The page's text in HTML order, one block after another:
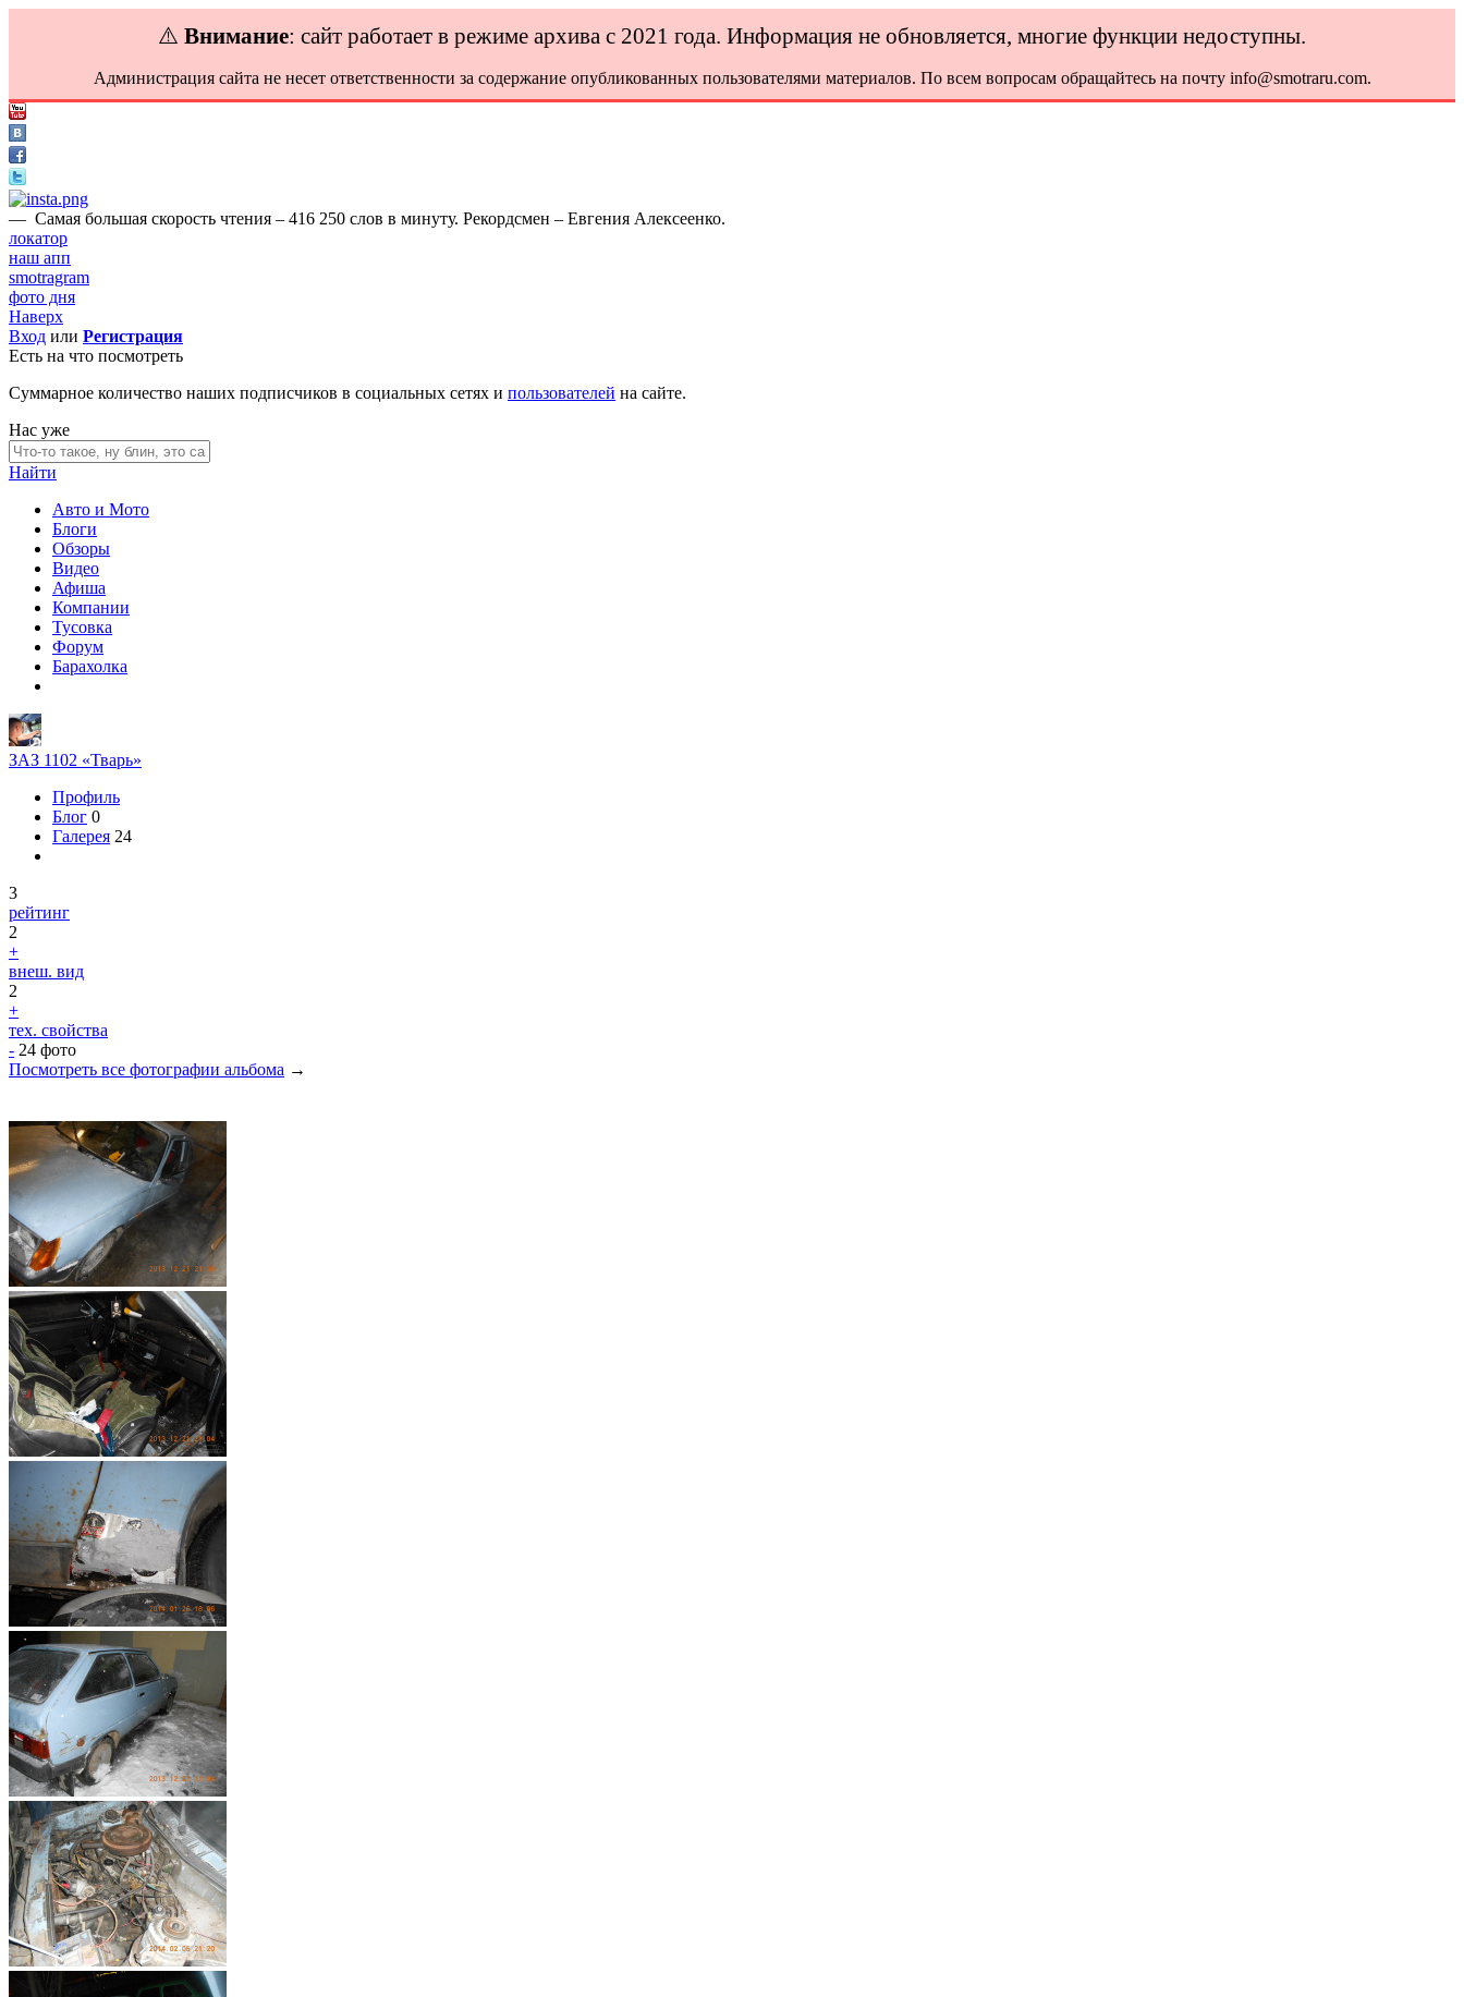
⚠️ Внимание: сайт работает в режиме архива с 2021 года. Информация не обновляется, многие функции недоступны.
Администрация сайта не несет ответственности за содержание опубликованных пользователями материалов. По всем вопросам обращайтесь на почту info@smotraru.com.
— Самая большая скорость чтения – 416 250 слов в минуту. Рекордсмен – Евгения Алексеенко.
локатор
наш апп
smotragram
фото дня
Наверх
Вход или Регистрация
Есть на что посмотреть
Суммарное количество наших подписчиков в социальных сетях и пользователей на сайте.
Нас уже
Найти
Авто и Мото
Блоги
Обзоры
Видео
Афиша
Компании
Тусовка
Форум
Барахолка
ЗАЗ 1102 «Тварь»
Профиль
Блог 0
Галерея 24
3
рейтинг
2
+
внеш. вид
2
+
тех. свойства
- 24 фото
Посмотреть все фотографии альбома →